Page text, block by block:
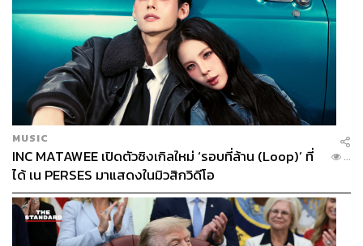
MUSIC
INC MATAWEE เปิดตัวซิงเกิลใหม่ ‘รอบที่ล้าน (Loop)’ ที่
ได้ เน PERSES มาแสดงในมิวสิกวิดีโอ
...